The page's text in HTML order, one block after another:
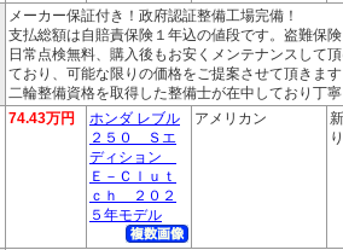
メーカー保証付き！政府認証整備工場完備！
支払総額は自賠責保険１年込の値段です。盗難保
日常点検無料、購入後もお安くメンテナンスして
ており、可能な限りの価格をご提案させて頂きま
二輪整備資格を取得した整備士が在中しており丁
74.43万円
ホンダ レブル
２５０ Ｓエ
ディション
Ｅ－Ｃｌｕｔ
ｃｈ ２０２
５年モデル
アメリカン